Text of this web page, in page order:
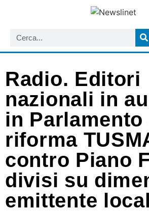
Radio. Editori
nazionali in
in Parlamento
riforma
contro Piano
divisi su
emittente